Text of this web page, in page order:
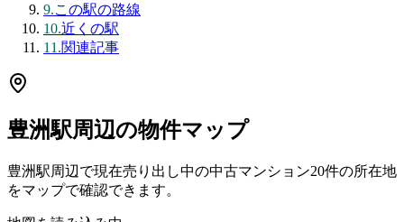
9.この駅の路線
10.近くの駅
11.関連記事
豊洲駅周辺の物件マップ
豊洲駅周辺で現在売り出し中の中古マンション20件の所在地
をマップで確認できます。